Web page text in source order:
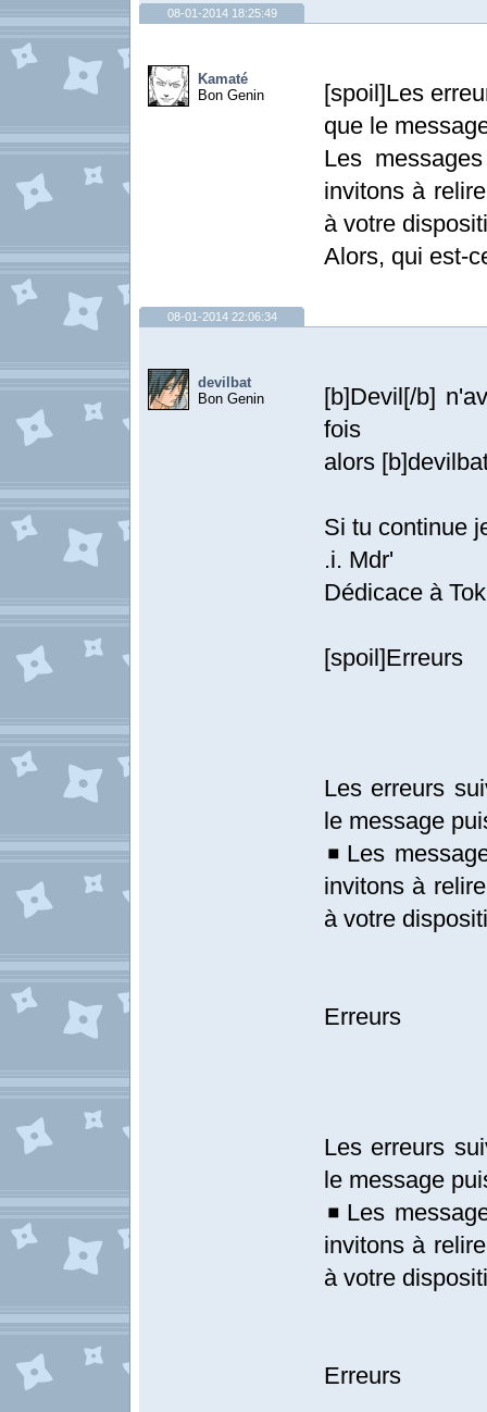
08-01-2014 18:25:49
Kamaté
Bon Genin
[spoil]Les
que le
Les
invitons à
à votre
Alors, qui est-
08-01-2014 22:06:34
devilbat
Bon Genin
[b]Devil[/b]
fois
alors
Si tu continue
.i. Mdr'
Dédicace à
[spoil]Erreurs
Les erreurs
le message
◾Les
invitons à
à votre
Erreurs
Les erreurs
le message
◾Les
invitons à
à votre
Erreurs